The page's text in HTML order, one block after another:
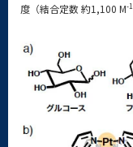
度（結合定数 約1,100 M-1